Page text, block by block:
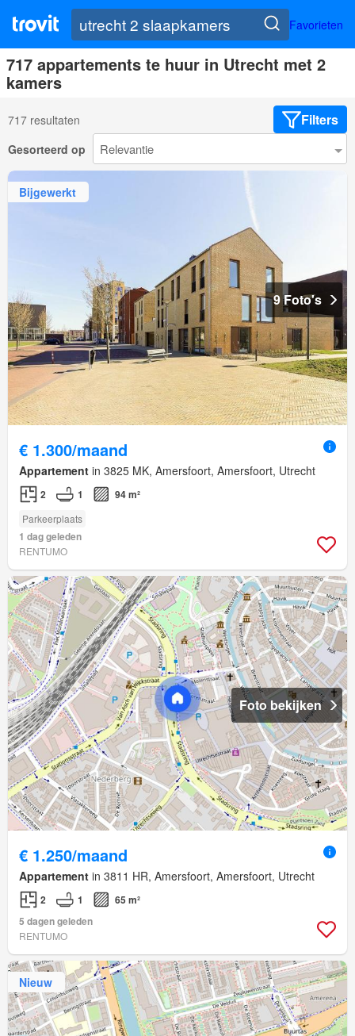
Favorieten
717 appartements te huur in Utrecht met 2
kamers
717 resultaten Filters
Gesorteerd op
Bijgewerkt
9 Foto's
€ 1.300/maand
Appartement in 3825 MK, Amersfoort, Amersfoort, Utrecht
2 1 94 m²
Parkeerplaats
1 dag geleden
RENTUMO
Foto bekijken
€ 1.250/maand
Appartement in 3811 HR, Amersfoort, Amersfoort, Utrecht
2 1
65 m²
5 dagen geleden
RENTUMO
Nieuw